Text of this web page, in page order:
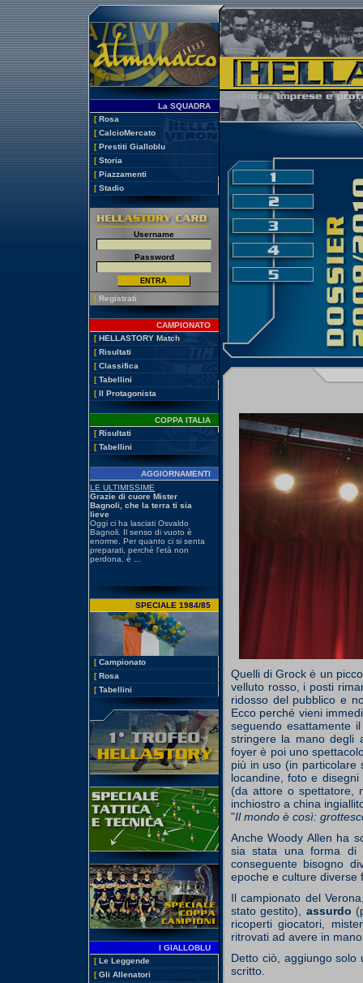
La SQUADRA
[ Rosa
[ CalcioMercato
[ Prestiti Gialloblu
[ Storia
[ Piazzamenti
[ Stadio
Username
Password
[ Registrati
CAMPIONATO
[ HELLASTORY Match
[ Risultati
[ Classifica
[ Tabellini
[ Il Protagonista
COPPA ITALIA
[ Risultati
[ Tabellini
AGGIORNAMENTI
SPECIALE 1984/85
[ Campionato
[ Rosa
[ Tabellini
I GIALLOBLU
[ Le Leggende
[ Gli Allenatori
Quelli di Grock è un
velluto rosso, i posti
ridosso del pubblico e
Ecco perché vieni
seguendo esattamente
stringere la mano degli
foyer è poi uno
più in uso (in particolare
locandine, foto e
(da attore o spettatore,
inchiostro a china
"Il mondo è così:
Anche Woody Allen ha
sia stata una forma di
conseguente bisogno
epoche e culture diverse
Il campionato del
stato gestito), assurdo
ricoperti giocatori,
ritrovati ad avere in
Detto ciò, aggiungo
scritto.